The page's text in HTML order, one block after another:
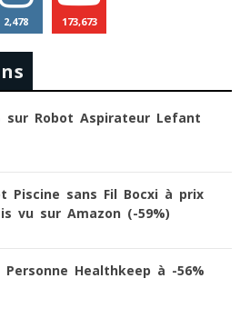
2,478 173,673
sur Robot Aspirateur Lefant
Piscine sans Fil Bocxi à prix
vu sur Amazon (-59%)
Personne Healthkeep à -56%